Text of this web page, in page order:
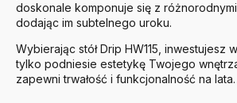
doskonale komponuje się z różnorodnymi
dodając im subtelnego uroku.
Wybierając stół Drip HW115, inwestujesz
tylko podniesie estetykę Twojego
zapewni trwałość i funkcjonalność na lata.